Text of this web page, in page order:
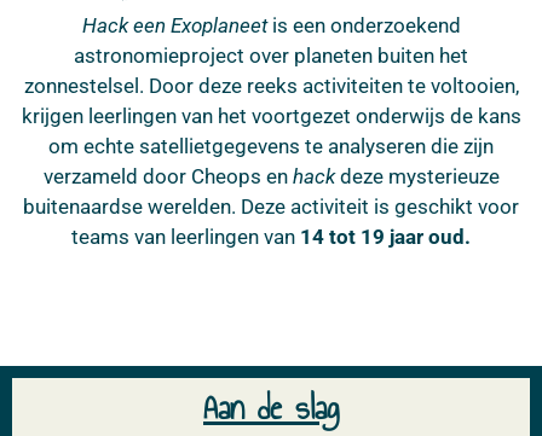
Hack een Exoplaneetis een onderzoekend
astronomieproject over planeten buiten het
zonnestelsel. Door deze reeks activiteiten te voltooien,
krijgen leerlingen van het voortgezet onderwijs de kans
om echte satellietgegevens te analyseren die zijn
verzameld door Cheops en hackdeze mysterieuze
buitenaardse werelden. Deze activiteit is geschikt voor
teams van leerlingen van 14 tot 19 jaar oud.
Aan de slag